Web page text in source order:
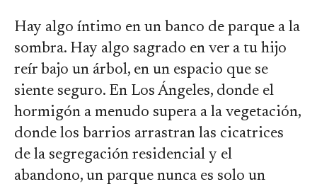
Hay algo íntimo en un banco de parque a la
sombra. Hay algo sagrado en ver a tu hijo
reír bajo un árbol, en un espacio que se
siente seguro. En Los Ángeles, donde el
hormigón a menudo supera a la vegetación,
donde los barrios arrastran las cicatrices
de la segregación residencial y el
abandono, un parque nunca es solo un